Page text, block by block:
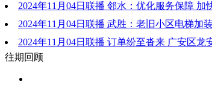
2024年11月04日联播 邻水：优化服务保障 加
2024年11月04日联播 武胜：老旧小区电梯加
2024年11月04日联播 订单纷至沓来 广安区龙
往期回顾